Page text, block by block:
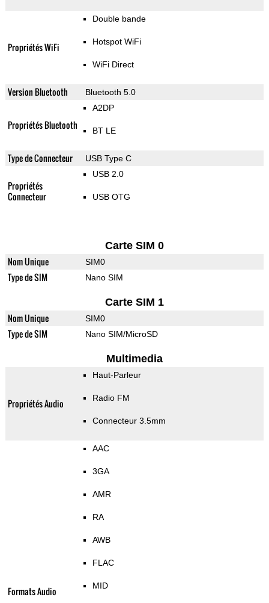
Propriétés WiFi
Double bande
Hotspot WiFi
WiFi Direct
Version Bluetooth Bluetooth 5.0
Propriétés Bluetooth
A2DP
BT LE
Type de Connecteur USB Type C
Propriétés
Connecteur
USB 2.0
USB OTG
Carte SIM 0
Nom Unique SIM0
Type de SIM Nano SIM
Carte SIM 1
Nom Unique SIM0
Type de SIM Nano SIM/MicroSD
Multimedia
Propriétés Audio
Haut-Parleur
Radio FM
Connecteur 3.5mm
Formats Audio
AAC
3GA
AMR
RA
AWB
FLAC
MID